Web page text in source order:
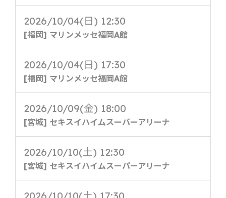
2026/10/04(日) 12:30
[福岡] マリンメッセ福岡A館
2026/10/04(日) 17:30
[福岡] マリンメッセ福岡A館
2026/10/09(金) 18:00
[宮城] セキスイハイムスーパーアリーナ
2026/10/10(土) 12:30
[宮城] セキスイハイムスーパーアリーナ